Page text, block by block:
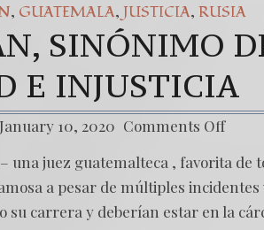
, GUATEMALA, JUSTICIA, RUSIA
SINÓNIMO
E INJUSTICIA
10, 2020 Comments Off
una juez guatemalteca , favorita de
a pesar de múltiples
su carrera y deberían estar en la